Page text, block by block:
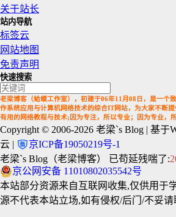
关于站长
站内导航
标签云
网站地图
免责声明
快速搜索
老梁博客（蛤蟆工作室），初建于06年11月08日，是一个
作系统应用与计算机网络技术的综合IT网站，为大家不断
有用的网络教程与技术;因为专注，所以专业；因为专业，所
Copyright © 2006-2026 老梁`s Blog | 基于
云 |
京ICP备19050219号-1
老梁`s Blog（老梁博客） 已苟延残喘了:
京公网安备 11010802035542号
本站部分资源来自互联网收集,仅供用于
源不代表本站立场,如有侵权/后门/不妥